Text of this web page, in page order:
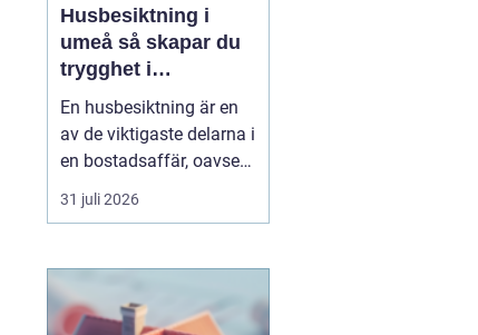
Husbesiktning i
umeå så skapar du
trygghet i
bostadsaffären
En husbesiktning är en
av de viktigaste delarna i
en bostadsaffär, oavsett
om du köper eller säljer.
För den som bor i eller
inte bara om att följa
lagen och uppfylla
undersökningsplikten.
31 juli 2026